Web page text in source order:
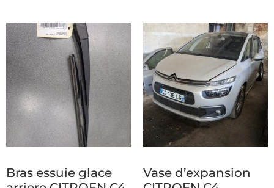
Bras essuie glace
Vase d’expansion